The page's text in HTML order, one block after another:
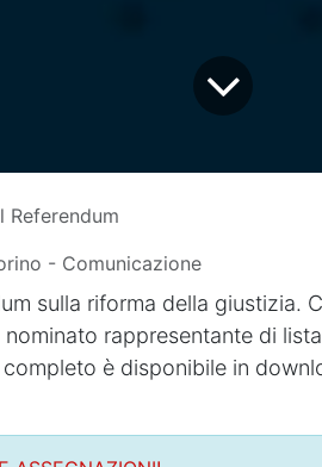
Referendum
- Comunicazione
sulla riforma della giustizia.
nominato rappresentante di
è disponibile in